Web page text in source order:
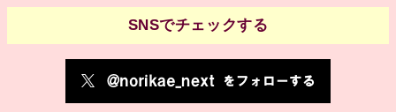
SNSでチェックする